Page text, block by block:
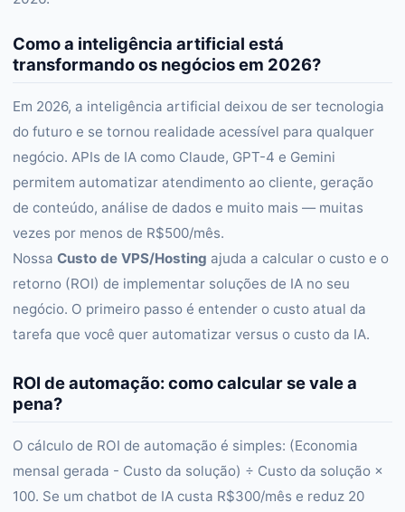
Como a inteligência artificial está
transformando os negócios em 2026?
Em 2026, a inteligência artificial deixou de ser tecnologia
do futuro e se tornou realidade acessível para qualquer
negócio. APIs de IA como Claude, GPT-4 e Gemini
permitem automatizar atendimento ao cliente, geração
de conteúdo, análise de dados e muito mais — muitas
vezes por menos de R$500/mês.
Nossa Custo de VPS/Hosting ajuda a calcular o custo e o
retorno (ROI) de implementar soluções de IA no seu
negócio. O primeiro passo é entender o custo atual da
tarefa que você quer automatizar versus o custo da IA.
ROI de automação: como calcular se vale a
pena?
O cálculo de ROI de automação é simples: (Economia
mensal gerada - Custo da solução) ÷ Custo da solução ×
100. Se um chatbot de IA custa R$300/mês e reduz 20